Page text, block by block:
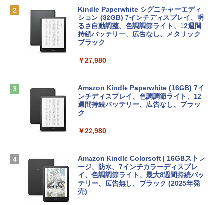
tomtoc 360°保護 15.6 16インチ パソコ
ンケース Dell NEC Lavie ASUS HP dyna
book Lenovo対応
13インチノートブック：AIとApple Intell
igence、13.6インチLiquid Retinaディ
スプレイ、16GBユニファイドメモリ、1
TB SSDストレージ、12MPセンターフレ
D - ミッドナイト
【Amazon.co.jp限定】 HP ノートパソコ
ン 15-fd 15.6インチ 16GBメモリ 512GB
SSD インテル Core 5
定バーチャルアイテムを含む】 【オンラ
インゲームコード】 ロブロックス |オン
ラインコード版
￥1,600
インゲームコード】 ロブロックス | オン
ラインコード版
￥3,200
ows11、10/mac対応|PC2台
￥39,582
￥1,292
非エンジニア 初心者 素人 でも安心 使い
めのAIコーディング入門シリーズ
￥99
AIイラスト表現辞典: 思い通りの絵を引き
￥480
FM TOWNS ハイパー・カタログ: 本体ハ
Kindle Paperwhite シグニチャーエディ
ション (32GB) 7インチディスプレイ、明
るさ自動調整、色調調節ライト、12週間
持続バッテリー、広告なし、メタリック
ブラック
￥27,980
Amazon Kindle Paperwhite (16GB) 7イ
ンチディスプレイ、色調調節ライト、12
週間持続バッテリー、広告なし、ブラッ
ク
￥22,980
Amazon Kindle Colorsoft | 16GBストレ
ージ、防水、7インチカラーディスプレ
イ、色調調節ライト、最大8週間持続バッ
テリー、広告無し、ブラック (2025年発
売)